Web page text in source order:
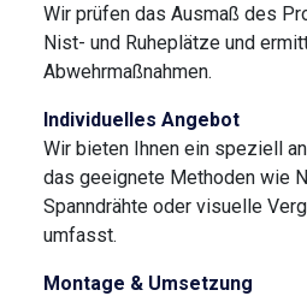
Wir prüfen das Ausmaß des
Nist- und Ruheplätze und
Abwehrmaßnahmen.
Individuelles Angebot
Wir bieten Ihnen ein speziell
das geeignete Methoden wie
Spanndrähte oder visuelle
umfasst.
Montage & Umsetzung